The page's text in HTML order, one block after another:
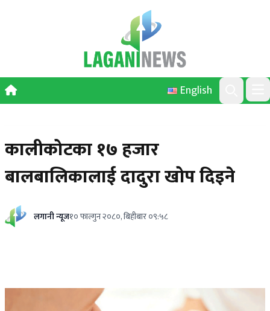
English
Search
कालीकोटका १७ हजार
बालबालिकालाई दादुरा खोप दिइने
लगानी न्यूज१० फाल्गुन २०८०, बिहीबार ०९:५८